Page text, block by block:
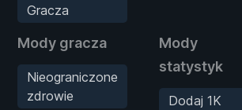
Gracza
Mody gracza
Nieograniczone
zdrowie
Mody
statystyk
Dodaj 1K